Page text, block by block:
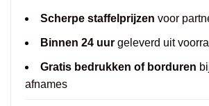
Scherpe staffelprijzen voor
Binnen 24 uurgeleverd uit
Gratis bedrukken of borduren
afnames